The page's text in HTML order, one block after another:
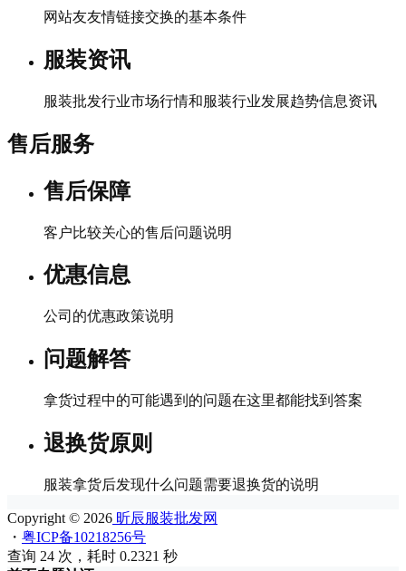
网站友友情链接交换的基本条件
服装资讯
服装批发行业市场行情和服装行业发展趋势信息资讯
售后服务
售后保障
客户比较关心的售后问题说明
优惠信息
公司的优惠政策说明
问题解答
拿货过程中的可能遇到的问题在这里都能找到答案
退换货原则
服装拿货后发现什么问题需要退换货的说明
Copyright © 2026 昕辰服装批发网
・ 粤ICP备10218256号
查询 24 次，耗时 0.2321 秒